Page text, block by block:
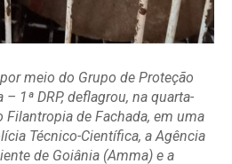
meio do Grupo de Proteção
1ª DRP, deflagrou, na quarta-
Filantropia de Fachada, em uma
Técnico-Científica, a Agência
de Goiânia (Amma) e a